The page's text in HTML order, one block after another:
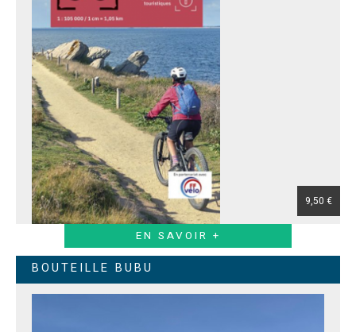
EN SAVOIR +
9,50 €
BOUTEILLE BUBU